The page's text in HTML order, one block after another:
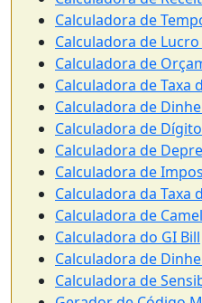
Calculadora de
Calculadora de
Calculadora de
Calculadora de Taxa
Calculadora de
Calculadora de
Calculadora de
Calculadora de
Calculadora da Taxa
Calculadora de
Calculadora do GI Bill
Calculadora de
Calculadora de